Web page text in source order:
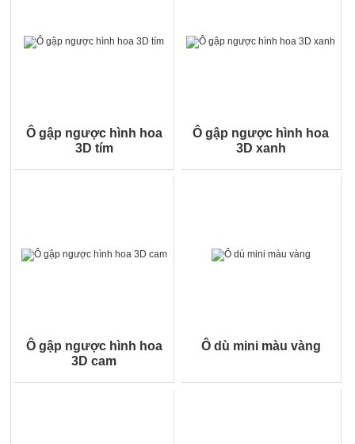
Ô gập ngược hình hoa
3D tím
Ô gập ngược hình hoa
3D xanh
Ô gập ngược hình hoa
3D cam
Ô dù mini màu vàng